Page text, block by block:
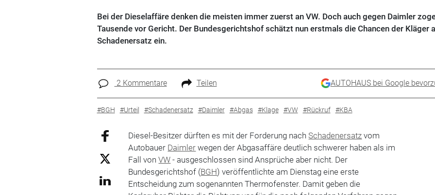
Bei der Dieselaffäre denken die meisten immer zuerst an VW. Doch auch gegen Daimler
Tausende vor Gericht. Der Bundesgerichtshof schätzt nun erstmals die Chancen der Kläger
Schadenersatz ein.
2 Kommentare Teilen AUTOHAUS bei Google
#BGH #Urteil #Schadenersatz #Daimler #Abgas #Klage #VW #Rückruf #KBA
Diesel-Besitzer dürften es mit der Forderung nach Schadenersatz vom
Autobauer Daimler wegen der Abgasaffäre deutlich schwerer haben als im
Fall vonVW - ausgeschlossen sind Ansprüche aber nicht. Der
Bundesgerichtshof (BGH) veröffentlichte am Dienstag eine erste
Entscheidung zum sogenannten Thermofenster. Damit geben die